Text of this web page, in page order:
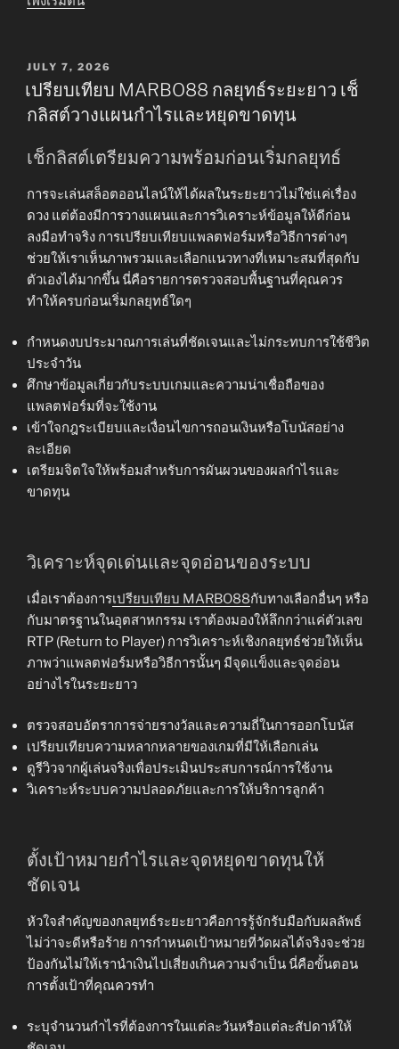
POSTED
ON
JULY 7, 2026
เปรียบเทียบ MARBO88 กลยุทธ์ระยะยาว เช็
กลิสต์วางแผนกำไรและหยุดขาดทุน
เช็กลิสต์เตรียมความพร้อมก่อนเริ่มกลยุทธ์
การจะเล่นสล็อตออนไลน์ให้ได้ผลในระยะยาวไม่ใช่แค่เรื่อง
ดวง แต่ต้องมีการวางแผนและการวิเคราะห์ข้อมูลให้ดีก่อน
ลงมือทำจริง การเปรียบเทียบแพลตฟอร์มหรือวิธีการต่างๆ
ช่วยให้เราเห็นภาพรวมและเลือกแนวทางที่เหมาะสมที่สุดกับ
ตัวเองได้มากขึ้น นี่คือรายการตรวจสอบพื้นฐานที่คุณควร
ทำให้ครบก่อนเริ่มกลยุทธ์ใดๆ
กำหนดงบประมาณการเล่นที่ชัดเจนและไม่กระทบการใช้ชีวิต
ประจำวัน
ศึกษาข้อมูลเกี่ยวกับระบบเกมและความน่าเชื่อถือของ
แพลตฟอร์มที่จะใช้งาน
เข้าใจกฎระเบียบและเงื่อนไขการถอนเงินหรือโบนัสอย่าง
ละเอียด
เตรียมจิตใจให้พร้อมสำหรับการผันผวนของผลกำไรและ
ขาดทุน
วิเคราะห์จุดเด่นและจุดอ่อนของระบบ
เมื่อเราต้องการเปรียบเทียบ MARBO88กับทางเลือกอื่นๆ หรือ
กับมาตรฐานในอุตสาหกรรม เราต้องมองให้ลึกกว่าแค่ตัวเลข
RTP (Return to Player) การวิเคราะห์เชิงกลยุทธ์ช่วยให้เห็น
ภาพว่าแพลตฟอร์มหรือวิธีการนั้นๆ มีจุดแข็งและจุดอ่อน
อย่างไรในระยะยาว
ตรวจสอบอัตราการจ่ายรางวัลและความถี่ในการออกโบนัส
เปรียบเทียบความหลากหลายของเกมที่มีให้เลือกเล่น
ดูรีวิวจากผู้เล่นจริงเพื่อประเมินประสบการณ์การใช้งาน
วิเคราะห์ระบบความปลอดภัยและการให้บริการลูกค้า
ตั้งเป้าหมายกำไรและจุดหยุดขาดทุนให้
ชัดเจน
หัวใจสำคัญของกลยุทธ์ระยะยาวคือการรู้จักรับมือกับผลลัพธ์
ไม่ว่าจะดีหรือร้าย การกำหนดเป้าหมายที่วัดผลได้จริงจะช่วย
ป้องกันไม่ให้เรานำเงินไปเสี่ยงเกินความจำเป็น นี่คือขั้นตอน
การตั้งเป้าที่คุณควรทำ
ระบุจำนวนกำไรที่ต้องการในแต่ละวันหรือแต่ละสัปดาห์ให้